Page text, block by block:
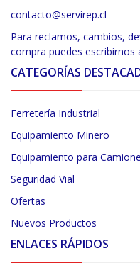
contacto@servirep.cl
Para reclamos, cambios,
compra puedes escribirnos
CATEGORÍAS
Ferretería Industrial
Equipamiento Minero
Equipamiento para
Seguridad Vial
Ofertas
Nuevos Productos
ENLACES RÁPIDOS